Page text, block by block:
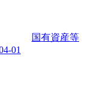
国有資産等
01